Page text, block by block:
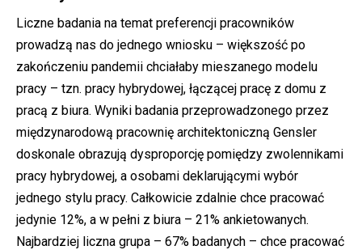
Liczne badania na temat preferencji pracowników
prowadzą nas do jednego wniosku – większość po
zakończeniu pandemii chciałaby mieszanego modelu
pracy – tzn. pracy hybrydowej, łączącej pracę z domu z
pracą z biura. Wyniki badania przeprowadzonego przez
międzynarodową pracownię architektoniczną Gensler
doskonale obrazują dysproporcję pomiędzy zwolennikami
pracy hybrydowej, a osobami deklarującymi wybór
jednego stylu pracy. Całkowicie zdalnie chce pracować
jedynie 12%, a w pełni z biura – 21% ankietowanych.
Najbardziej liczna grupa – 67% badanych – chce pracować